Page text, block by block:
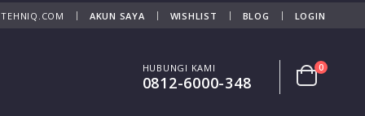
AKUN SAYA WISHLIST BLOG LOGIN
HUBUNGI KAMI
0812-6000-348
0